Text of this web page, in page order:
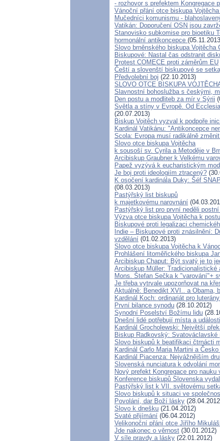
- rozhovor s prefektem Kongregace
Vánoční přání otce biskupa
Mučedníci komunismu -
Vatikán: Doporučení OSN jsou
Stanovisko subkomise pro bioetiku
hormonální antikoncepce
Slovo brněnského biskupa
Biskupové: Nastal čas odstranit
Protest COMECE proti záměrům EU
Čeští a slovenští biskupové se
Předvolební boj (22.10.2013)
SLOVO OTCE BISKUPA
Slavnostní bohoslužba s českými,
Den postu a modliteb za mír v Sýrii
Světla a stíny v Evropě. Od
(20.07.2013)
Biskup Vojtěch vyzval k podpoře
Kardinál Vatikánu: "Antikoncepce
Scola: Evropa musí radikálně
Slovo otce biskupa Vojtěcha
k sousoší sv. Cyrila a Metoděje v
Arcibiskup Graubner k Velkému
Papež vyzývá k eucharistickým
Je boj proti ideologiím ztracený?
K osočení kardinála Duky: Šéf
(08.03.2013)
Pastýřský list biskupů
k majetkovému narovnání
Pastýřský list pro první neděli postní
Výzva otce biskupa Vojtěcha k
Biskupové proti legalizaci
Indie – Biskupové proti znásilnění:
vzdělání (01.02.2013)
Slovo otce biskupa Vojtěcha k
Prohlášení litoměřického biskupa
Arcibiskup Chaput: Být svatý je to
Arcibiskup Müller:
Mons. Štefan Sečka k "varování"+
Je třeba vytrvale upozorňovat na
Aktuálně: Benedikt XVI.. a Obama,
Kardinál Koch: ordinariát pro
První bilance synodu (28.10.2012)
Synodní Poselství Božímu lidu
Dnešní lidé potřebují místa a
Kardinál Grocholewski: Největší
Biskup Radkovský:
Slovo biskupů k beatifikaci čtrnácti
Kardinál Carlo Maria Martini a
Kardinál Piacenza: Nejvážnějším
Slovenská nunciatura k odvolání
Nový prefekt Kongregace pro nauku
Konference biskupů Slovenska
Pastýřský list k VII. světovému
Slovo biskupů k situaci ve
Povolání, dar Boží lásky
Slovo k dnešku (21.04.2012)
Svaté přijímání (06.04.2012)
Velikonoční přání otce Jiřího
Jde nakonec o věrnost (30.01.2012)
V síle pravdy a lásky (22.01.2012)